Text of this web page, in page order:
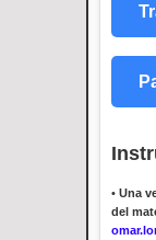
• Una
del